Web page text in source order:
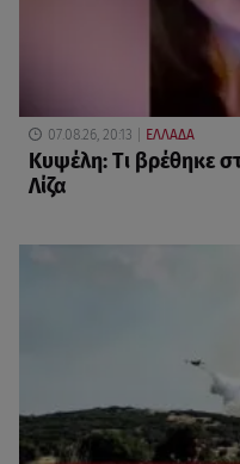
07.08.26, 20:13 ΕΛΛΑΔΑ
Κυψέλη: Tι βρέθηκε
Λίζα